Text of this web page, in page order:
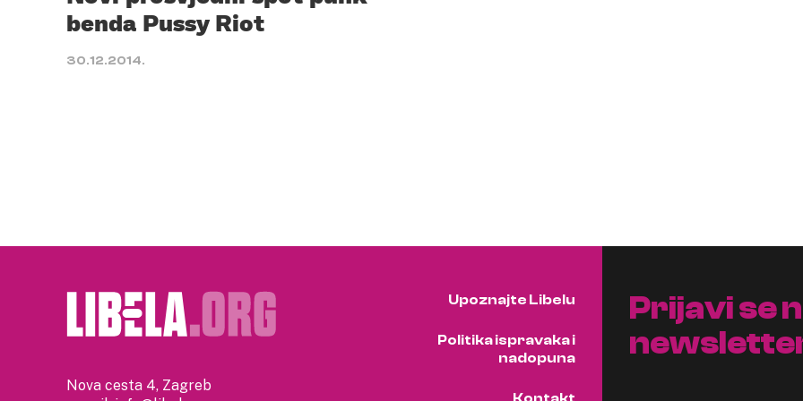
benda Pussy Riot
30.12.2014.
Nova cesta 4, Zagreb
Upoznajte Libelu
Politika ispravaka i
nadopuna
Prijavi se